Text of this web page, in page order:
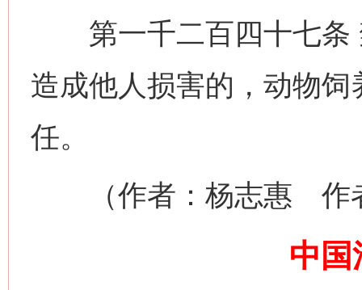
第一千二百四十七条
造成他人损害的，动物
任。
（作者：杨志惠 作者
中国
网上购药对药下症？